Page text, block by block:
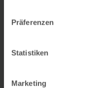
Präferenzen
Statistiken
Marketing